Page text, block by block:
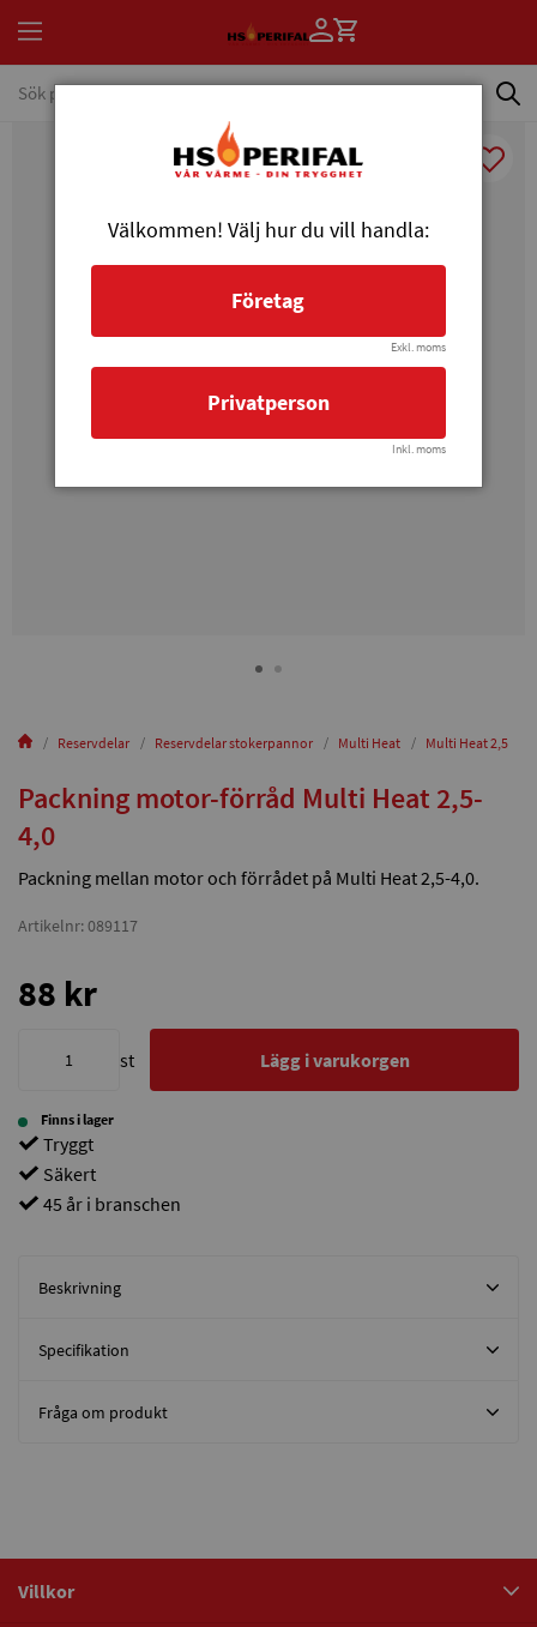
Reservdelar Reservdelar stokerpannor Multi Heat Multi Heat 2,5
Packning motor-förråd Multi Heat 2,5-
4,0
Packning mellan motor och förrådet på Multi Heat 2,5-4,0.
Artikelnr: 089117
88 kr
st Lägg i varukorgen
Finns i lager
Tryggt
Säkert
45 år i branschen
Beskrivning
Specifikation
Fråga om produkt
Villkor
Välkommen! Välj hur du vill handla:
Företag
Exkl. moms
Privatperson
Inkl. moms